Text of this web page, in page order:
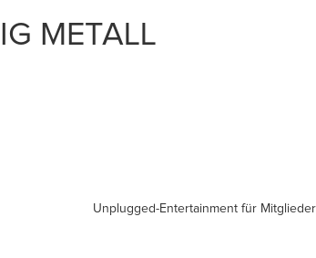
IG METALL
Unplugged-Entertainment für